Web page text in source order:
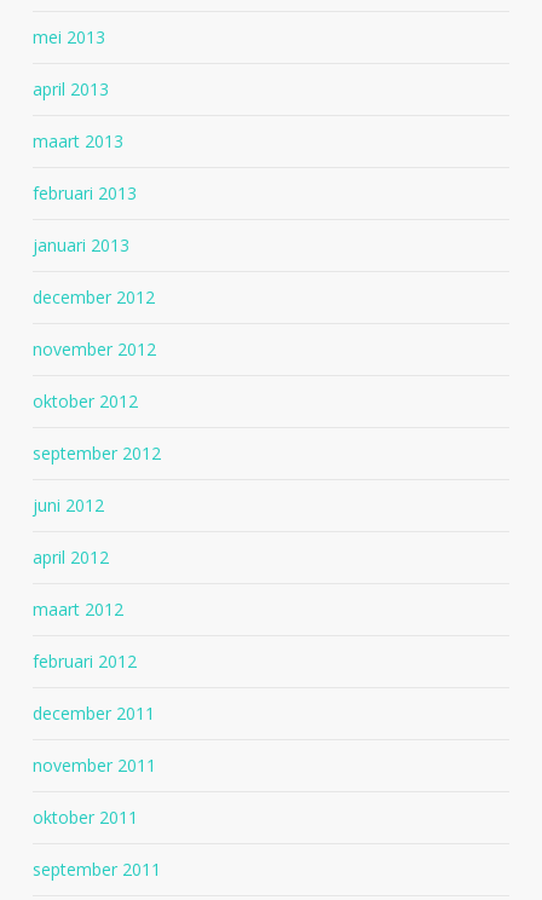
mei 2013
april 2013
maart 2013
februari 2013
januari 2013
december 2012
november 2012
oktober 2012
september 2012
juni 2012
april 2012
maart 2012
februari 2012
december 2011
november 2011
oktober 2011
september 2011